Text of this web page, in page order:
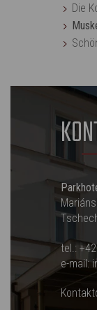
Die
tel.:
e-mail: